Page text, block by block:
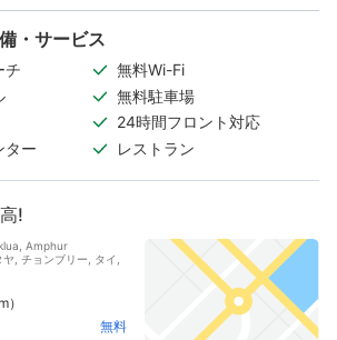
・サービス
チ
無料Wi-Fi
無料駐車場
24時間フロント対応
ター
レストラン
!
Amphur
, チョンブリー, タイ,
）
無料